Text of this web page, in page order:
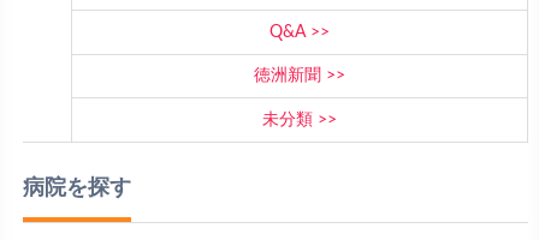
Q&A
徳洲新聞
未分類
病院を探す